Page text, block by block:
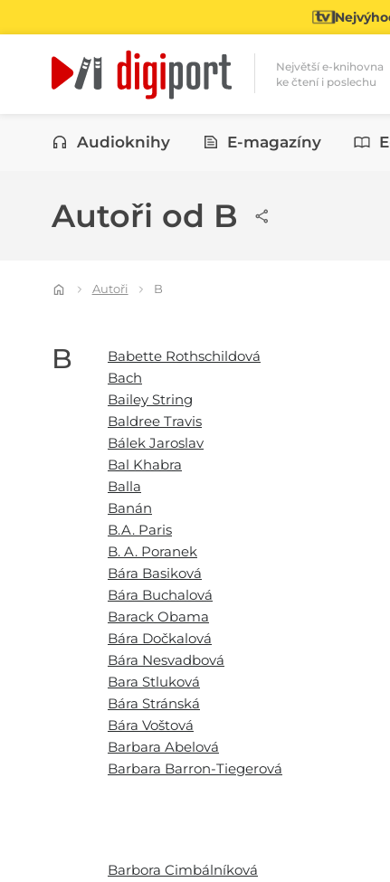
Největší e-knihovna
ke čtení i poslechu
Kategorie
Audioknihy E-magazíny
Autoři od B
Autoři B
B
Babette Rothschildová
Bach
Bailey String
Baldree Travis
Bálek Jaroslav
Bal Khabra
Balla
Banán
B.A. Paris
B. A. Poranek
Bára Basiková
Bára Buchalová
Barack Obama
Bára Dočkalová
Bára Nesvadbová
Bara Stluková
Bára Stránská
Bára Voštová
Barbara Abelová
Barbara Barron-Tiegerová
Barbora Cimbálníková